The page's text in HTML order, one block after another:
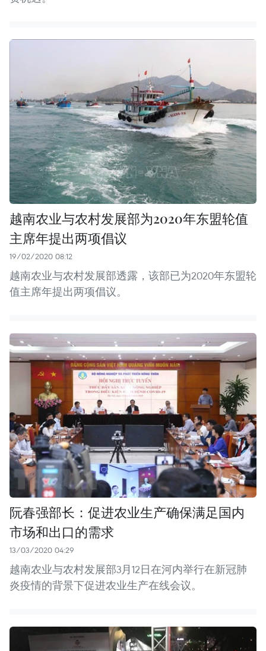
越南农业与农村发展部为2020年东盟轮值
主席年提出两项倡议
19/02/2020 08:12
越南农业与农村发展部透露，该部已为2020年东盟轮
值主席年提出两项倡议。
阮春强部长：促进农业生产确保满足国内
市场和出口的需求
13/03/2020 04:29
越南农业与农村发展部3月12日在河内举行在新冠肺
炎疫情的背景下促进农业生产在线会议。